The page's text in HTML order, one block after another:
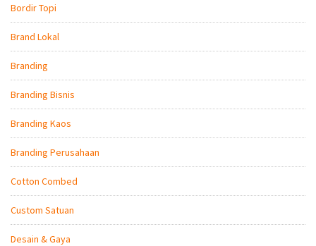
Bordir Topi
Brand Lokal
Branding
Branding Bisnis
Branding Kaos
Branding Perusahaan
Cotton Combed
Custom Satuan
Desain & Gaya